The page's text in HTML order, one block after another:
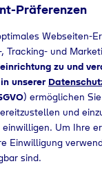
Präferenzen
Webseiten-
Tracking- und
zu und
unserer
) ermöglichen
und
einwilligen. Um Ihre
Einwilligung
sind.